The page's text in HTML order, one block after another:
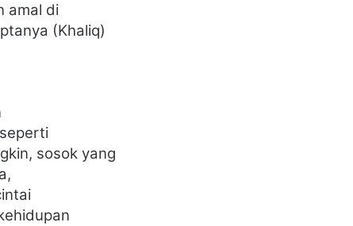
amal di
(Khaliq)
seperti
sosok yang